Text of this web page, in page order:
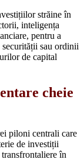
străine în
inteligența
pentru a
sau ordinii
de capital
cheie
piloni centrali care
de investiții
în